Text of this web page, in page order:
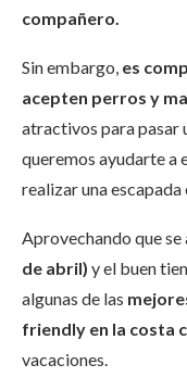
compañero.
Sin embargo, es
acepten perros y
atractivos para pasar
queremos ayudarte a
realizar una escapada
Aprovechando que se
de abril) y el buen
algunas de las
friendly en la costa
vacaciones.